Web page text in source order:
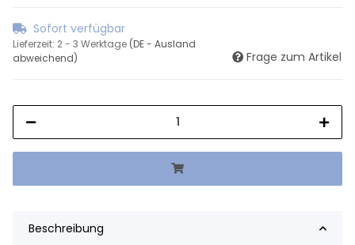
Sofort verfügbar
Lieferzeit: 2 - 3 Werktage (DE - Ausland
abweichend)
Frage zum Artikel
Beschreibung